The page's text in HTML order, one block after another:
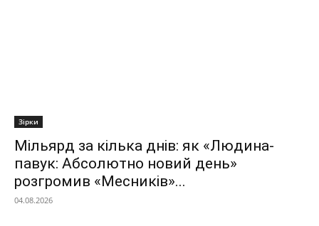
Зірки
Мільярд за кілька днів: як «Людина-
павук: Абсолютно новий день»
розгромив «Месників»...
04.08.2026